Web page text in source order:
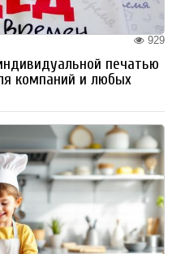
929
печатью
компаний и любых